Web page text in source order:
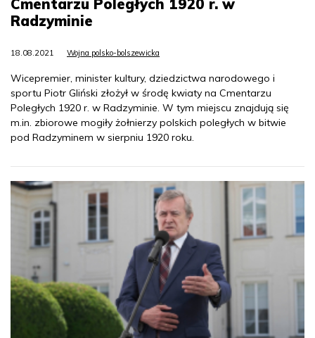
Cmentarzu Poległych 1920 r. w
Radzyminie
18.08.2021 Wojna polsko-bolszewicka
Wicepremier, minister kultury, dziedzictwa narodowego i
sportu Piotr Gliński złożył w środę kwiaty na Cmentarzu
Poległych 1920 r. w Radzyminie. W tym miejscu znajdują się
m.in. zbiorowe mogiły żołnierzy polskich poległych w bitwie
pod Radzyminem w sierpniu 1920 roku.